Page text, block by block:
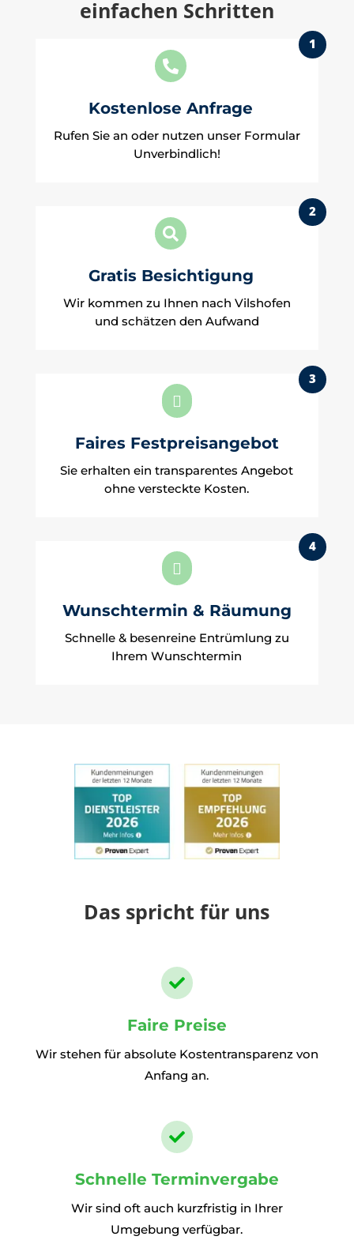
einfachen Schritten

Kostenlose Anfrage
1
Rufen Sie an oder nutzen unser Formular
Unverbindlich!

Gratis Besichtigung
2
Wir kommen zu Ihnen nach Vilshofen
und schätzen den Aufwand

Faires Festpreisangebot
3
Sie erhalten ein transparentes Angebot
ohne versteckte Kosten.

Wunschtermin & Räumung
4
Schnelle & besenreine Entrümlung zu
Ihrem Wunschtermin
Das spricht für uns

Faire Preise
Wir stehen für absolute Kostentransparenz von
Anfang an.

Schnelle Terminvergabe
Wir sind oft auch kurzfristig in Ihrer
Umgebung verfügbar.